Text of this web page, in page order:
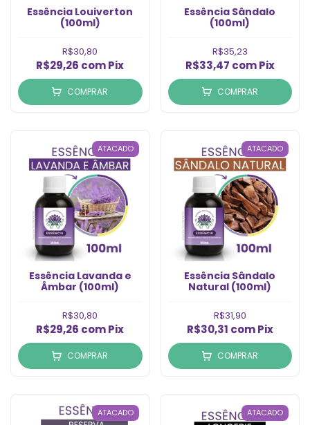
Essência Louiverton
(100ml)
R$30,80
R$29,26 comPix
COMPRAR
Essência Sândalo
(100ml)
R$35,23
R$33,47 com Pix
COMPRAR
ATACADO
Essência Lavanda e
mbar (100ml)
R$30,80
R$29,26 comPix
COMPRAR
ATACADO
Essência Sândalo
Natural (100ml)
R$31,90
R$30,31 com Pix
COMPRAR
ATACADO ATACADO